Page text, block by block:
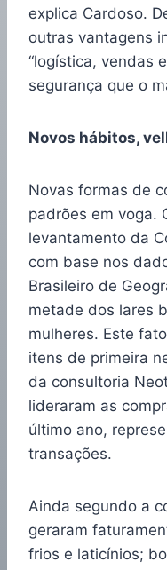
explica Cardoso.
outras vantagens
“logística, vendas
segurança que o
Novos hábitos,
Novas formas de
padrões em voga.
levantamento da
com base nos
Brasileiro de
metade dos lares
mulheres. Este
itens de primeira
da consultoria
lideraram as
último ano,
transações.
Ainda segundo a
geraram
frios e laticínios;